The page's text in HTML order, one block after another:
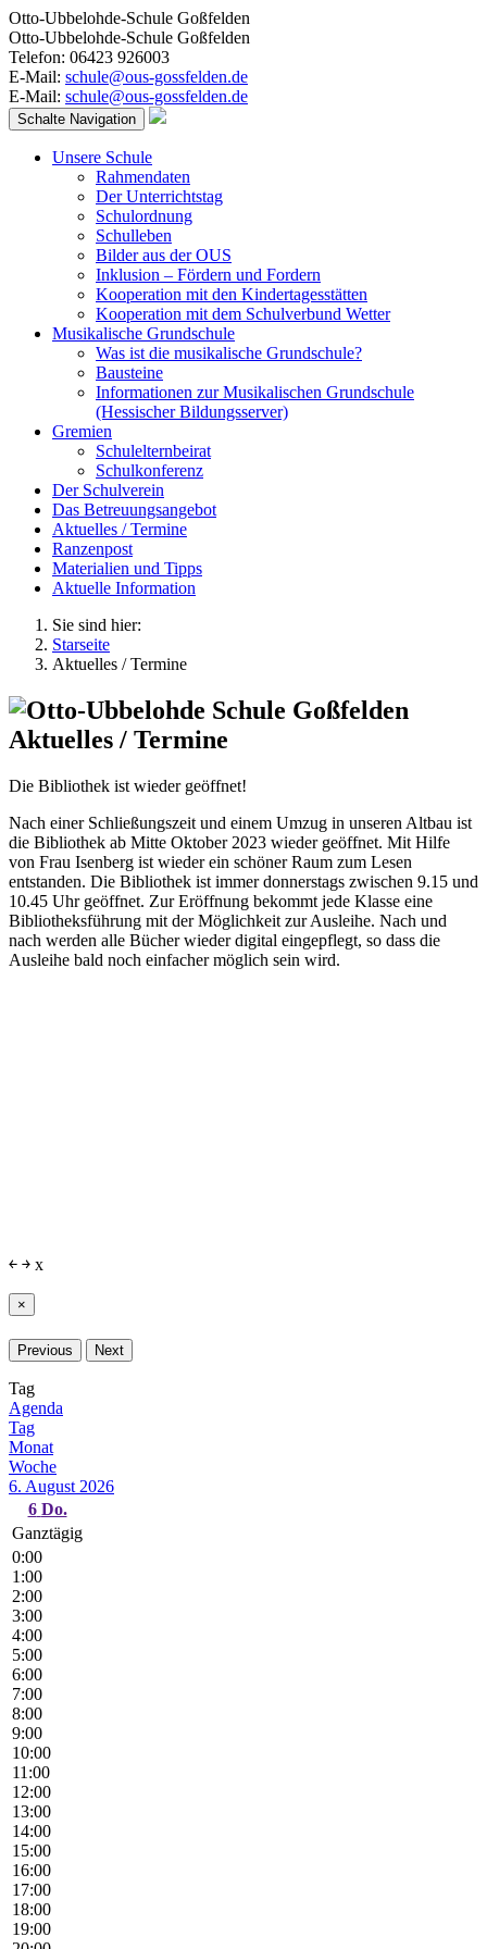
Otto-Ubbelohde-Schule Goßfelden
Otto-Ubbelohde-Schule Goßfelden
Telefon: 06423 926003
E-Mail: schule@ous-gossfelden.de
E-Mail: schule@ous-gossfelden.de
Schalte Navigation
Unsere Schule
Rahmendaten
Der Unterrichtstag
Schulordnung
Schulleben
Bilder aus der OUS
Inklusion – Fördern und Fordern
Kooperation mit den Kindertagesstätten
Kooperation mit dem Schulverbund Wetter
Musikalische Grundschule
Was ist die musikalische Grundschule?
Bausteine
Informationen zur Musikalischen Grundschule
(Hessischer Bildungsserver)
Gremien
Schulelternbeirat
Schulkonferenz
Der Schulverein
Das Betreuungsangebot
Aktuelles / Termine
Ranzenpost
Materialien und Tipps
Aktuelle Information
Sie sind hier:
Starseite
Aktuelles / Termine
Aktuelles / Termine
Die Bibliothek ist wieder geöffnet!
Nach einer Schließungszeit und einem Umzug in unseren Altbau ist
die Bibliothek ab Mitte Oktober 2023 wieder geöffnet. Mit Hilfe
von Frau Isenberg ist wieder ein schöner Raum zum Lesen
entstanden. Die Bibliothek ist immer donnerstags zwischen 9.15 und
10.45 Uhr geöffnet. Zur Eröffnung bekommt jede Klasse eine
Bibliotheksführung mit der Möglichkeit zur Ausleihe. Nach und
nach werden alle Bücher wieder digital eingepflegt, so dass die
Ausleihe bald noch einfacher möglich sein wird.
￩ ￫ x
×
Previous Next
Tag
Agenda
Tag
Monat
Woche
6. August 2026
6 Do.
Ganztägig
0:00
1:00
2:00
3:00
4:00
5:00
6:00
7:00
8:00
9:00
10:00
11:00
12:00
13:00
14:00
15:00
16:00
17:00
18:00
19:00